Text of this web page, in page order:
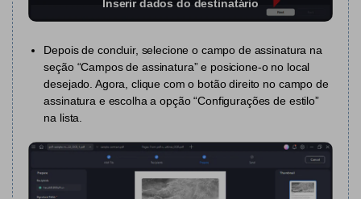
Conversar com Documento
Gerador de imagens com IA
Todos os recursos do PDF
Suporte
Contatar Suporte
Central de Downloads
Inserir dados do destinatário
Depois de concluir, selecione o campo de assinatura na
seção “Campos de assinatura” e posicione-o no local
desejado. Agora, clique com o botão direito no campo de
assinatura e escolha a opção “Configurações de estilo”
na lista.